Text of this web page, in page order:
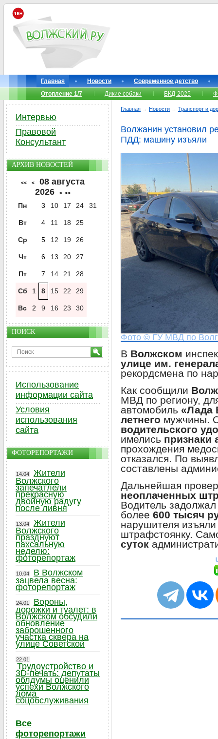
Главная Новости
Современное детство
Отопление 1/7
Дикие собаки БКД-2025
Главная → Новости → Транспорт и
Волжанин установил
ПДД: машину изъяли
Фото © ГУ МВД по
В Волжском
улице им.
рекордсмена по
Как сообщили
МВД по региону,
автомобиль «Лада
летнего мужчины.
водительского
имелись признаки
прохождения
отказался. По
составлены
Дальнейшая
неоплаченных
Водитель
более 600 тысяч
нарушителя
штрафстоянку.
суток
Интервью
Правовой
Консультант
АРХИВ НОВОСТЕЙ
<< <
08 августа
2026
> >>
Пн 3 10 17 24 31
Вт 4 11 18 25
Ср 5 12 19 26
Чт 6 13 20 27
Пт 7 14 21 28
Сб 1 8 15 22 29
Вс 2 9 16 23 30
ПОИСК
Использование
информации сайта
Условия
использования
сайта
ФОТОРЕПОРТАЖИ
14.04
Жители
Волжского
запечатлели
прекрасную
двойную радугу
после ливня
13.04
Жители
Волжского
празднуют
пахсальную
неделю:
фоторепортаж
10.04
В Волжском
зацвела весна:
фоторепортаж
24.01
Вороны,
дорожки и туалет: в
Волжском обсудили
обновление
заброшенного
участка сквера на
улице Советской
22.01
Трудоустройство и
3D-печать: депутаты
облдумы оценили
успехи Волжского
дома
соцобслуживания
Все
фоторепортажи